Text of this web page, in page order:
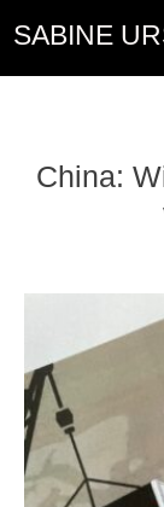
SABINE
China: